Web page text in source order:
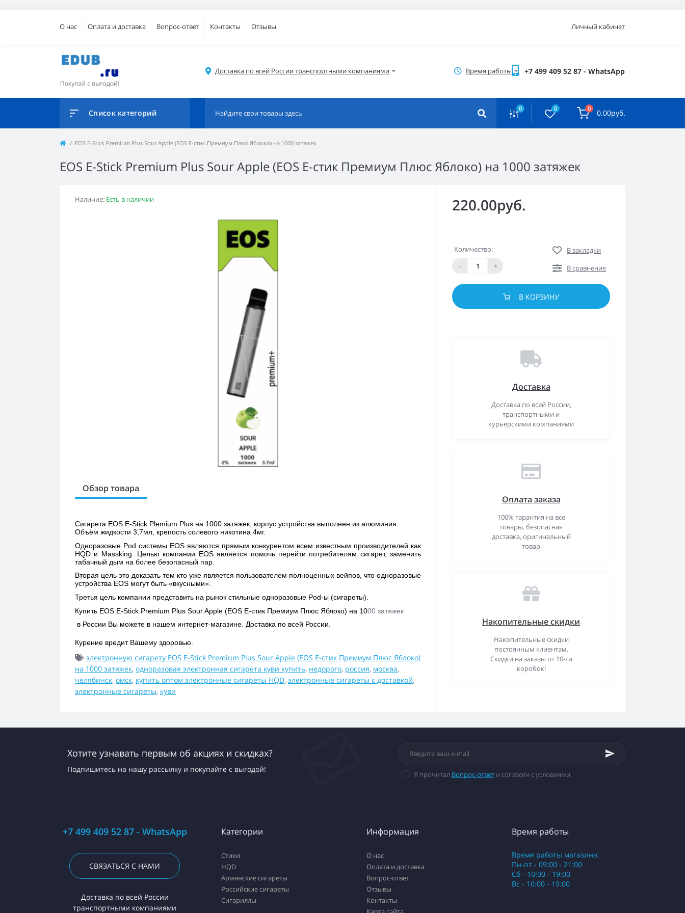
О нас Оплата и доставка Вопрос-ответ Контакты Отзывы Личный кабинет
Доставка по всей России транспортными компаниями Время работы +7 499 409 52 87 - WhatsApp
Список категорий 0 0 0 0.00руб.
EOS E-Stick Premium Plus Sour Apple (EOS Е-стик Премиум Плюс Яблоко) на 1000 затяжек
EOS E-Stick Premium Plus Sour Apple (EOS Е-стик Премиум Плюс Яблоко) на 1000 затяжек
Наличие: Есть в наличии
Обзор товара
Сигарета EOS E-Stick Plemium Plus на 1000 затяжек, корпус устройства выполнен из алюминия.
Объём жидкости 3,7мл, крепость солевого никотина 4мг.
Одноразовые Pod системы EOS являются прямым конкурентом всем известным производителей как
HQD и Massking. Целью компании EOS является помочь перейти потребителям сигарет, заменить
табачный дым на более безопасный пар.
Вторая цель это доказать тем кто уже является пользователем полноценных вейпов, что одноразовые
устройства EOS могут быть «вкусными».
Третья цель компании представить на рынок стильные одноразовые Pod-ы (сигареты).
Купить EOS E-Stick Premium Plus Sour Apple (EOS Е-стик Премиум Плюс Яблоко) на 1000 затяжек
в России Вы можете в нашем интернет-магазине. Доставка по всей России.
Курение вредит Вашему здоровью.
электронную сигарету EOS E-Stick Premium Plus Sour Apple (EOS Е-стик Премиум Плюс Яблоко)
на 1000 затяжек, одноразовая электронная сигарета куви купить, недорого, россия, москва,
челябинск, омск, купить оптом электронные сигареты HQD, электронные сигареты с доставкой,
электронные сигареты, куви
220.00руб.
Количество:
-
+
В закладки
В сравнение
В КОРЗИНУ
Доставка
Доставка по всей России,
транспортными и
курьерскими компаниями
Оплата заказа
100% гарантия на все
товары, безопасная
доставка, оригинальный
товар
Накопительные скидки
Накопительные скидки
постоянным клиентам.
Скидки на заказы от 10-ти
коробок!
Хотите узнавать первым об акциях и скидках?
Подпишитесь на нашу рассылку и покупайте с выгодой!
Я прочитал Вопрос-ответ и согласен с условиями
+7 499 409 52 87 - WhatsApp
СВЯЗАТЬСЯ С НАМИ
Доставка по всей России
транспортными компаниями
Категории
Стики
HQD
Армянские сигареты
Российские сигареты
Сигариллы
Информация
О нас
Оплата и доставка
Вопрос-ответ
Отзывы
Контакты
Время работы
Время работы магазина:
Пн-пт - 09:00 - 21:00
Сб - 10:00 - 19:00
Вс - 10:00 - 19:00